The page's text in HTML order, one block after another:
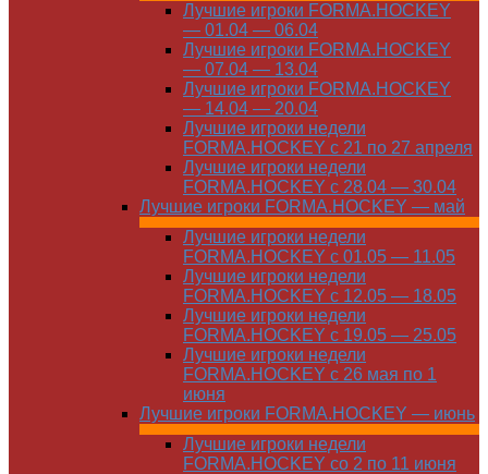
Лучшие игроки FORMA.HOCKEY
— 01.04 — 06.04
Лучшие игроки FORMA.HOCKEY
— 07.04 — 13.04
Лучшие игроки FORMA.HOCKEY
— 14.04 — 20.04
Лучшие игроки недели
FORMA.HOCKEY с 21 по 27 апреля
Лучшие игроки недели
FORMA.HOCKEY с 28.04 — 30.04
Лучшие игроки FORMA.HOCKEY — май
Лучшие игроки недели
FORMA.HOCKEY с 01.05 — 11.05
Лучшие игроки недели
FORMA.HOCKEY с 12.05 — 18.05
Лучшие игроки недели
FORMA.HOCKEY с 19.05 — 25.05
Лучшие игроки недели
FORMA.HOCKEY с 26 мая по 1
июня
Лучшие игроки FORMA.HOCKEY — июнь
Лучшие игроки недели
FORMA.HOCKEY со 2 по 11 июня